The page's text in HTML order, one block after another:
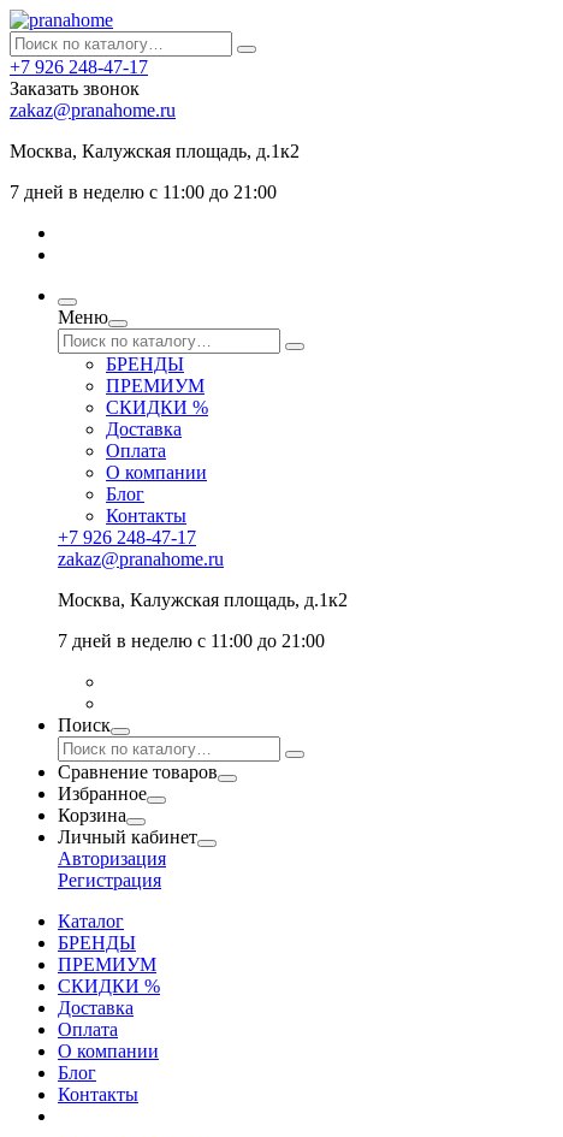
+7 926 248-47-17
Заказать звонок
zakaz@pranahome.ru
Москва, Калужская площадь, д.1к2
7 дней в неделю с 11:00 до 21:00
Меню
БРЕНДЫ
ПРЕМИУМ
СКИДКИ %
Доставка
Оплата
О компании
Блог
Контакты
+7 926 248-47-17
zakaz@pranahome.ru
Москва, Калужская площадь, д.1к2
7 дней в неделю с 11:00 до 21:00
Поиск
Сравнение товаров
Избранное
Корзина
Личный кабинет
Авторизация
Регистрация
Каталог
БРЕНДЫ
ПРЕМИУМ
СКИДКИ %
Доставка
Оплата
О компании
Блог
Контакты